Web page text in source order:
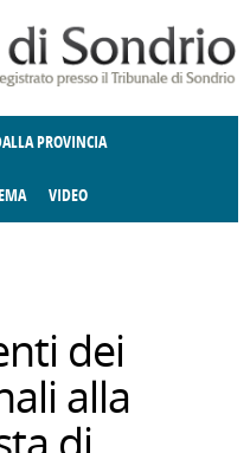
PROVINCIA
VIDEO
dei
alla